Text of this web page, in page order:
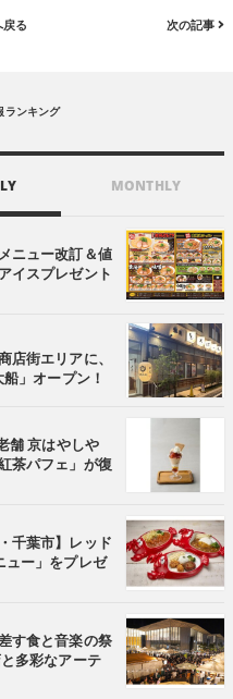
戻る 次の記事
ランキング
MONTHLY
ニュー改訂＆値
イスプレゼント
店街エリアに、
」オープン！
舗 京はやしや
茶パフェ」が復
千葉市】レッド
ュー」をプレゼ
す食と音楽の祭
多彩なアーテ